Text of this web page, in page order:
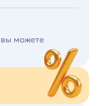
вы можете